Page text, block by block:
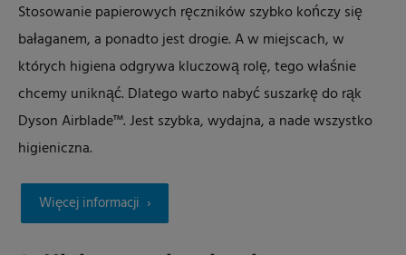
Stosowanie papierowych ręczników szybko kończy się
bałaganem, a ponadto jest drogie. A w miejscach, w
których higiena odgrywa kluczową rolę, tego właśnie
chcemy uniknąć. Dlatego warto nabyć suszarkę do rąk
Dyson Airblade™. Jest szybka, wydajna, a nade wszystko
higieniczna.
Więcej informacji